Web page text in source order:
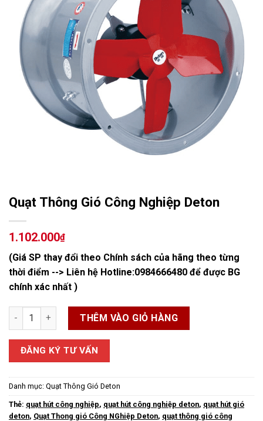
Quạt Thông Gió Công Nghiệp Deton
1.102.000₫
(Giá SP thay đổi theo Chính sách của hãng theo từng
thời điểm --> Liên hệ Hotline:0984666480 để được BG
chính xác nhất )
Quạt Thông Gió Công Nghiệp Deton số lượng
THÊM VÀO GIỎ HÀNG
ĐĂNG KÝ TƯ VẤN
Danh mục: Quạt Thông Gió Deton
Thẻ: quạt hút công nghiệp, quạt hút công nghiệp deton, quạt hút gió
deton, Quạt Thong gió Công NGhiệp Deton, quạt thông gió công